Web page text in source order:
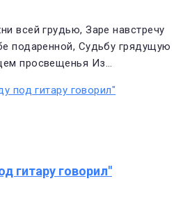
всей грудью, Заре навстречу
подаренной, Судьбу грядущую
просвещенья Из…
гитару говорил"